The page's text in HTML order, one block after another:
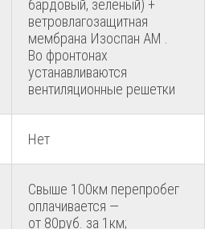
бардовый, зеленый) +
ветровлагозащитная
мембрана Изоспан АМ .
Во фронтонах
устанавливаются
вентиляционные решетки
Нет
Свыше 100км перепробег
оплачивается —
от 80руб. за 1км;